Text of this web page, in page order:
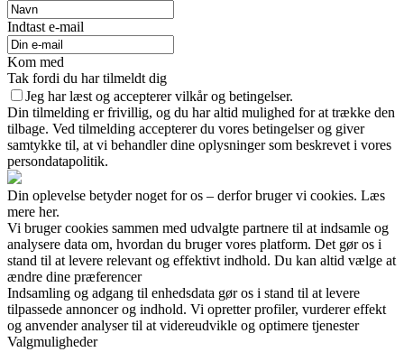
Indtast e-mail
Kom med
Tak fordi du har tilmeldt dig
Jeg har læst og accepterer vilkår og betingelser.
Din tilmelding er frivillig, og du har altid mulighed for at trække den
tilbage. Ved tilmelding accepterer du vores betingelser og giver
samtykke til, at vi behandler dine oplysninger som beskrevet i vores
persondatapolitik.
Din oplevelse betyder noget for os – derfor bruger vi cookies. Læs
mere her.
Vi bruger cookies sammen med udvalgte partnere til at indsamle og
analysere data om, hvordan du bruger vores platform. Det gør os i
stand til at levere relevant og effektivt indhold. Du kan altid vælge at
ændre dine præferencer
Indsamling og adgang til enhedsdata gør os i stand til at levere
tilpassede annoncer og indhold. Vi opretter profiler, vurderer effekt
og anvender analyser til at videreudvikle og optimere tjenester
Valgmuligheder